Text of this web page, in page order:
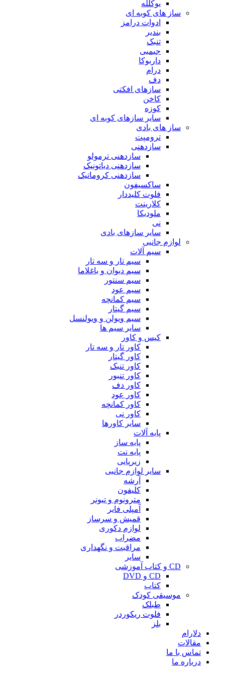
یوکلله
ساز های کوبه ای
ادوات درامز
بندیر
تنبک
جیمبی
داربوکا
درام
دف
سازهای افکتی
کاخن
کوزه
سایر سازهای کوبه ای
ساز های بادی
ترومپت
سازدهنی
سازدهنی ترمولو
سازدهنی دیاتونیک
سازدهنی کروماتیک
ساکسیفون
فلوت کلیددار
کلارینت
ملودیکا
نی
سایر سازهای بادی
لوازم جانبی
سیم آلات
سیم تار و سه تار
سیم دیوان و باغلاما
سیم سنتور
سیم عود
سیم کمانچه
سیم گیتار
سیم ویولن و ویولنسل
سایر سیم ها
کیس و کاور
کاور تار و سه تار
کاور گیتار
کاور تنبک
کاور تنبور
کاور دف
کاور عود
کاور کمانچه
کاور نی
سایر کاورها
پایه آلات
پایه ساز
پایه نت
زیرپایی
سایر لوازم جانبی
آرشه
کلیفون
مترونوم و تیونر
آمپلی فایر
قمیش و سرساز
لوازم دکوری
مضراب
مراقبت و نگهداری
سایر
CD و کتاب آموزشی
CD و DVD
کتاب
موسیقی کودک
طبلک
فلوت ریکوردر
بلز
دلارام
مقالات
تماس با ما
درباره ما